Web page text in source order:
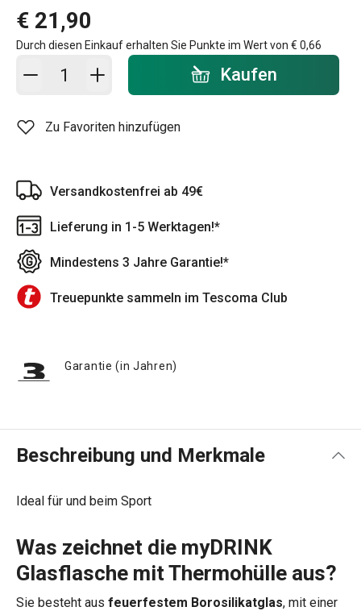
€ 21,90
Durch diesen Einkauf erhalten Sie Punkte im Wert von € 0,66
In den Warenkorb - Menge Kaufen
Zu Favoriten hinzufügen
Versandkostenfrei ab 49€
Lieferung in 1-5 Werktagen!*
Mindestens 3 Jahre Garantie!*
Treuepunkte sammeln im Tescoma Club
Garantie (in Jahren)
Beschreibung und Merkmale
Ideal für und beim Sport
Was zeichnet die myDRINK
Glasflasche mit Thermohülle aus?
Sie besteht aus feuerfestem Borosilikatglas, mit einer